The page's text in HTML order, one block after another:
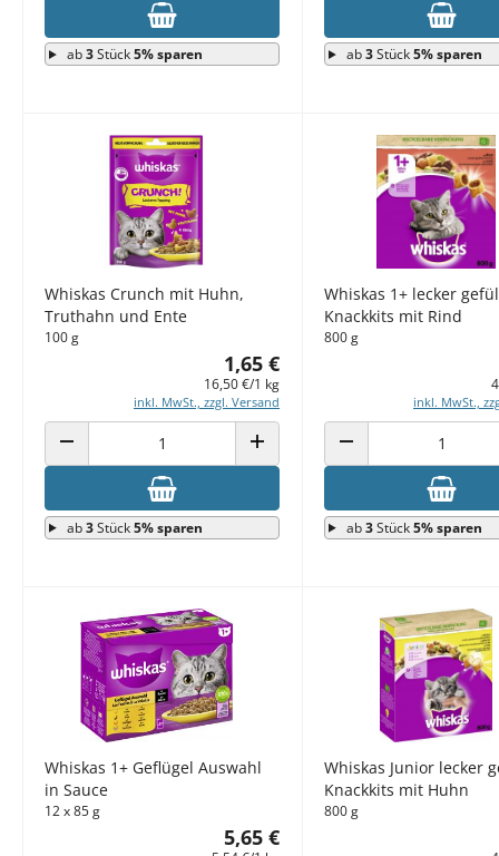
ab3Stück5% sparen ab3Stück5% sparen
Whiskas Crunch mit Huhn,
Truthahn und Ente
100 g
1,65 €
16,50 €/1 kg
inkl. MwSt., zzgl. Versand
ANZAHL VERRINGERN ANZAHL ERHÖHEN
ab3Stück5% sparen
Whiskas 1+ lecker
Knackkits mit Rind
800 g
inkl. MwSt.,
ANZAHL VERRINGERN
ab3Stück5% sparen
Whiskas 1+ Geflügel Auswahl
in Sauce
12 x 85 g
5,65 €
Whiskas Junior lecker
Knackkits mit Huhn
800 g